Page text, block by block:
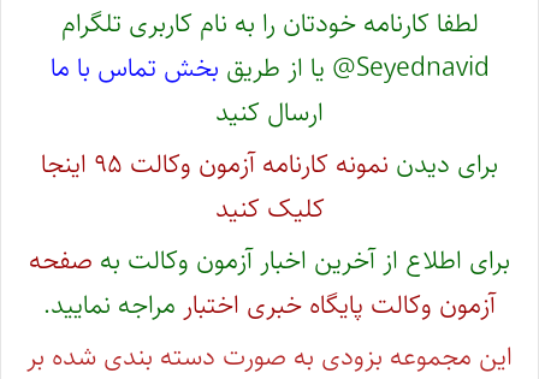
لطفا کارنامه خودتان را به نام کاربری تلگرام
Seyednavid@ یا از طریق
بخش تماس با ما
ارسال کنید
برای دیدن
نمونه کارنامه آزمون وکالت ۹۵ اینجا
کلیک کنید
برای اطلاع از آخرین اخبار آزمون وکالت به صفحه
آزمون وکالت پایگاه خبری اختبار مراجه نمایید.
این مجموعه بزودی به صورت دسته بندی شده بر